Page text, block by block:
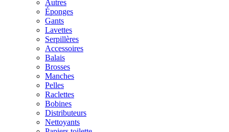
Autres
Éponges
Gants
Lavettes
Serpillères
Accessoires
Balais
Brosses
Manches
Pelles
Raclettes
Bobines
Distributeurs
Nettoyants